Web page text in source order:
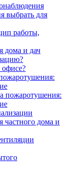
выбрать для
работы,
дома и дач
пожаротушения:
частного дома и